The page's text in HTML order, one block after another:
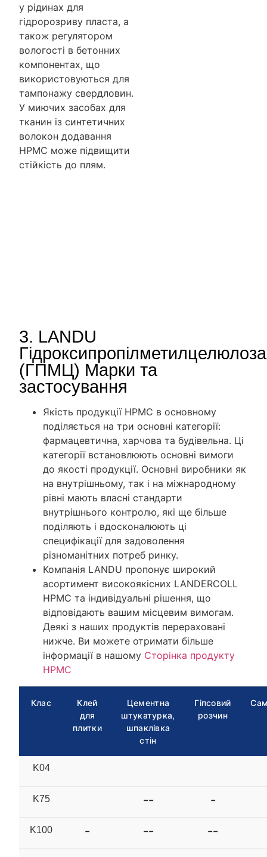
у рідинах для
гідророзриву пласта, а
також регулятором
вологості в бетонних
компонентах, що
використовуються для
тампонажу свердловин.
У миючих засобах для
тканин із синтетичних
волокон додавання
HPMC може підвищити
стійкість до плям.
3. LANDU
Гідроксипропілметилцелюлоза
(ГПМЦ) Марки та
застосування
Якість продукції HPMC в основному
поділяється на три основні категорії:
фармацевтична, харчова та будівельна. Ці
категорії встановлюють основні вимоги
до якості продукції. Основні виробники як
на внутрішньому, так і на міжнародному
рівні мають власні стандарти
внутрішнього контролю, які ще більше
поділяють і вдосконалюють ці
специфікації для задоволення
різноманітних потреб ринку.
Компанія LANDU пропонує широкий
асортимент високоякісних LANDERCOLL
HPMC та індивідуальні рішення, що
відповідають вашим місцевим вимогам.
Деякі з наших продуктів перераховані
нижче. Ви можете отримати більше
інформації в нашому Сторінка продукту
HPMC
Клас
Клей
для
плитки
Цементна
штукатурка,
шпаклівка
стін
Гіпсовий
розчин
K04
K75 -- -
K100 - -- --